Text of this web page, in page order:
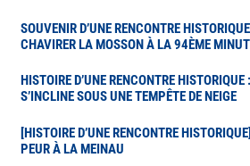
SOUVENIR D’UNE RENCONTRE
CHAVIRER LA MOSSON À LA 94ÈME
HISTOIRE D’UNE RENCONTRE
S’INCLINE SOUS UNE TEMPÊTE DE NEIGE
[HISTOIRE D’UNE RENCONTRE
PEUR À LA MEINAU